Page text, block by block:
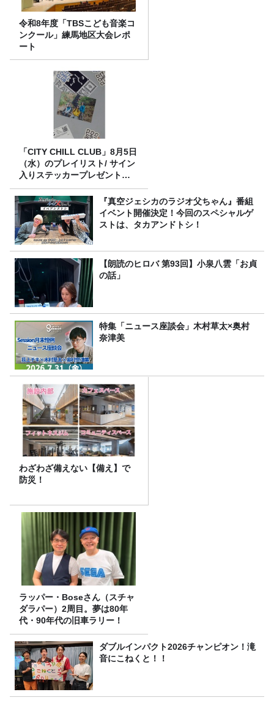
令和8年度「TBSこども音楽コ
ンクール」練馬地区大会レポ
ート
「CITY CHILL CLUB」8月5日
（水）のプレイリスト/ サイン
入りステッカープレゼント有
り
『真空ジェシカのラジオ父ちゃん』番組
イベント開催決定！今回のスペシャルゲ
ストは、タカアンドトシ！
【朗読のヒロバ 第93回】小泉八雲「お貞
の話」
特集「ニュース座談会」木村草太×奥村
奈津美
わざわざ備えない【備え】で
防災！
ラッパー・Boseさん（スチャ
ダラパー）2周目。夢は80年
代・90年代の旧車ラリー！
ダブルインパクト2026チャンピオン！滝
音にこねくと！！